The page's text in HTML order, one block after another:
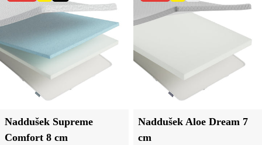
Tip:
Naddušek Supreme
Comfort 8 cm
Tip:
Naddušek Aloe Dream 7
cm